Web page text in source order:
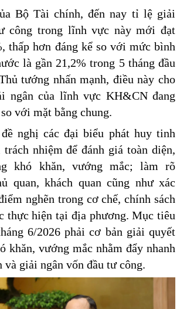
Bộ Tài chính, đến nay tỉ lệ giải
công trong lĩnh vực này mới đạt
thấp hơn đáng kể so với mức bình
là gần 21,2% trong 5 tháng đầu
tướng nhấn mạnh, điều này cho
ngân của lĩnh vực KH&CN đang
với mặt bằng chung.
nghị các đại biểu phát huy tinh
trách nhiệm để đánh giá toàn diện,
khó khăn, vướng mắc; làm rõ
quan, khách quan cũng như xác
nghẽn trong cơ chế, chính sách
thực hiện tại địa phương. Mục tiêu
6/2026 phải cơ bản giải quyết
khăn, vướng mắc nhằm đẩy nhanh
và giải ngân vốn đầu tư công.